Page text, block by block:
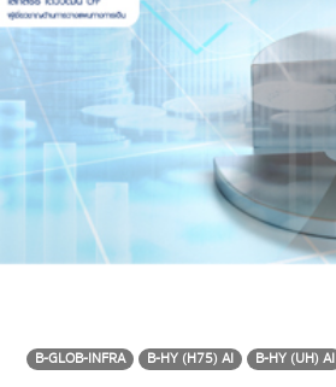
B-GLOB-INFRA B-HY (H75) AI B-HY (UH) AI